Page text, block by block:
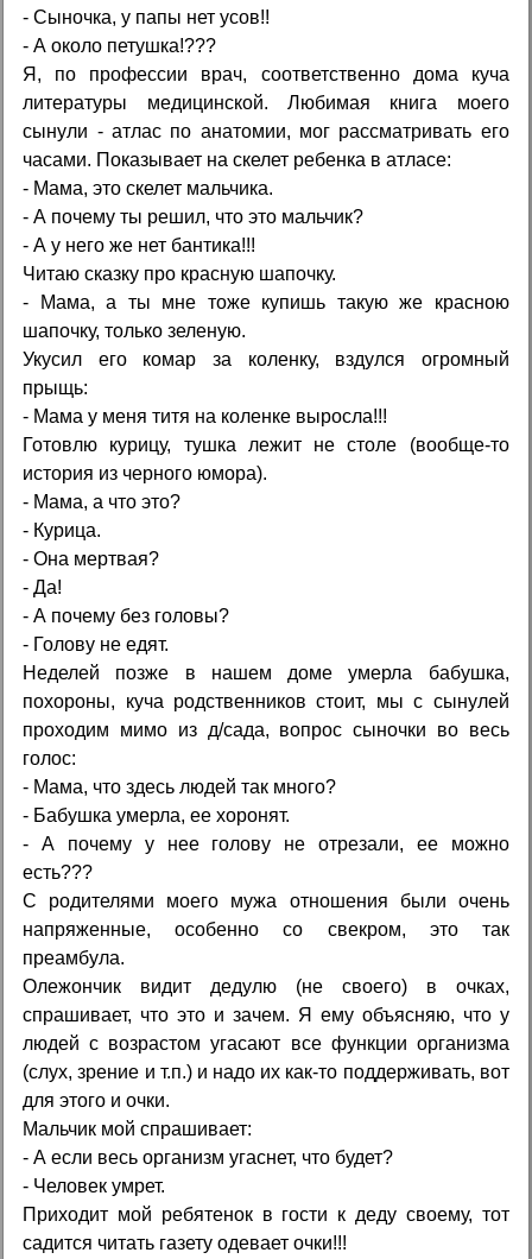
- Сыночка, у папы нет усов!!
- А около петушка!???
Я, по профессии врач, соответственно дома куча
литературы медицинской. Любимая книга моего
сынули - атлас по анатомии, мог рассматривать его
часами. Показывает на скелет ребенка в атласе:
- Мама, это скелет мальчика.
- А почему ты решил, что это мальчик?
- А у него же нет бантика!!!
Читаю сказку про красную шапочку.
- Мама, а ты мне тоже купишь такую же красною
шапочку, только зеленую.
Укусил его комар за коленку, вздулся огромный
прыщь:
- Мама у меня титя на коленке выросла!!!
Готовлю курицу, тушка лежит не столе (вообще-то
история из черного юмора).
- Мама, а что это?
- Курица.
- Она мертвая?
- Да!
- А почему без головы?
- Голову не едят.
Неделей позже в нашем доме умерла бабушка,
похороны, куча родственников стоит, мы с сынулей
проходим мимо из д/сада, вопрос сыночки во весь
голос:
- Мама, что здесь людей так много?
- Бабушка умерла, ее хоронят.
- А почему у нее голову не отрезали, ее можно
есть???
С родителями моего мужа отношения были очень
напряженные, особенно со свекром, это так
преамбула.
Олежончик видит дедулю (не своего) в очках,
спрашивает, что это и зачем. Я ему объясняю, что у
людей с возрастом угасают все функции организма
(слух, зрение и т.п.) и надо их как-то поддерживать, вот
для этого и очки.
Мальчик мой спрашивает:
- А если весь организм угаснет, что будет?
- Человек умрет.
Приходит мой ребятенок в гости к деду своему, тот
садится читать газету одевает очки!!!